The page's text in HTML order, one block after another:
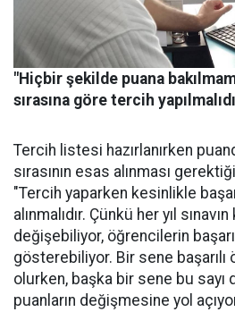
"Hiçbir şekilde puana
sırasına göre tercih
Tercih listesi hazırlanırken
sırasının esas alınması
"Tercih yaparken kesinlikle
alınmalıdır. Çünkü her yıl
değişebiliyor, öğrencilerin
gösterebiliyor. Bir sene başarılı
olurken, başka bir sene bu sayı
puanların değişmesine yol